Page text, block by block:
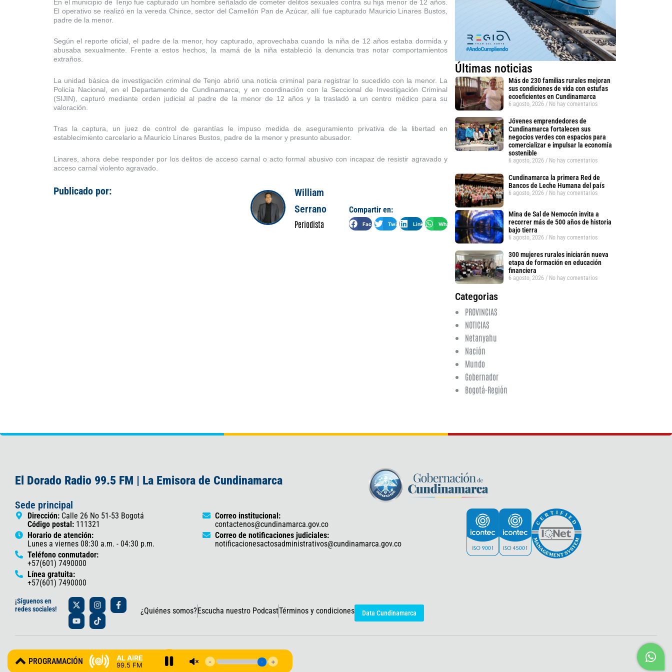
En el municipio de Tenjo fue capturado un hombre señalado de cometer delitos sexuales contra su hija menor de 12 años.
El operativo se realizó en la vereda Chince, sector del Camellón Pan de Azúcar, allí fue capturado Mauricio Linares Bustos,
padre de la menor.
Según el reporte oficial, el padre de la menor, hoy capturado, aprovechaba cuando la niña de 12 años estaba dormida y
abusaba sexualmente. Frente a estos hechos, la mamá de la niña estableció la denuncia tras notar comportamientos
extraños.
La unidad básica de investigación criminal de Tenjo abrió una noticia criminal para registrar lo sucedido con la menor. La
Policía Nacional, en el Departamento de Cundinamarca, y en coordinación con la Seccional de Investigación Criminal
(SIJIN), capturó mediante orden judicial al padre de la menor de 12 años y la trasladó a un centro médico para su
valoración.
Tras la captura, un juez de control de garantías le impuso medida de aseguramiento privativa de la libertad en
establecimiento carcelario a Mauricio Linares Bustos, padre de la menor y presunto abusador.
Linares, ahora debe responder por los delitos de acceso carnal o acto formal abusivo con incapaz de resistir agravado y
acceso carnal violento agravado.
Publicado por:
William
Serrano
Periodista
Compartir en:
Facebook Twitter LinkedIn WhatsApp
Últimas noticias
Más de 230 familias rurales mejoran
sus condiciones de vida con estufas
ecoeficientes en Cundinamarca
6 agosto, 2026 No hay comentarios
Jóvenes emprendedores de
Cundinamarca fortalecen sus
negocios verdes con espacios para
comercializar e impulsar la economía
sostenible
6 agosto, 2026 No hay comentarios
Cundinamarca la primera Red de
Bancos de Leche Humana del país
6 agosto, 2026 No hay comentarios
Mina de Sal de Nemocón invita a
recorrer más de 500 años de historia
bajo tierra
6 agosto, 2026 No hay comentarios
300 mujeres rurales iniciarán nueva
etapa de formación en educación
financiera
6 agosto, 2026 No hay comentarios
Categorias
PROVINCIAS
NOTICIAS
Netanyahu
Nación
Mundo
Gobernador
Bogotá-Región
El Dorado Radio 99.5 FM | La Emisora de Cundinamarca
Sede principal
Dirección: Calle 26 No 51-53 Bogotá
Código postal: 111321
Horario de atención:
Lunes a viernes 08:30 a.m. - 04:30 p.m.
Teléfono conmutador:
+57(601) 7490000
Línea gratuita:
+57(601) 7490000
Correo institucional:
contactenos@cundinamarca.gov.co
Correo de notificaciones judiciales:
notificacionesactosadministrativos@cundinamarca.gov.co
AL AIRE
99.5 FM
¡Síguenos en
redes sociales!
X
-
t
w
i
t
e
r
I
n
s
t
a
r
a
m
F
a
c
o
k
-
Y
o
u
t
u
e
T
i
k
t
o
¿Quiénes somos?Escucha nuestro PodcastTérminos y condiciones Data Cundinamarca
© 2025 Gobernación de Cundinamarca – Oficina de Prensa y Comunicaciones
PROGRAMACIÓN